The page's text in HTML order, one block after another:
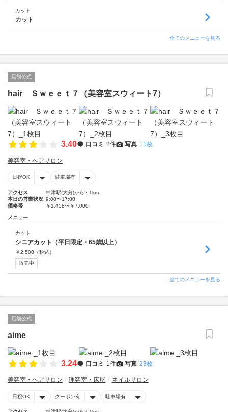
カット
カット
全てのメニューを見る
店舗公式
hair Ｓｗｅｅｔ７（美容室スウィート7）
3.40 口コミ 2件 写真 11枚
美容室・ヘアサロン
日祝OK 駐車場有
アクセス
中津駅(大分)から2.1km
本日の営業状況 9:00〜17:00
価格帯
￥1,458〜￥7,000
メニュー
カット
シニアカット（平日限定・65歳以上）
￥2,500 （税込）
販売中
全てのメニューを見る
店舗公式
aime
3.24 口コミ 1件 写真 23枚
美容室・ヘアサロン 理容室・床屋 ネイルサロン
日祝OK クーポン有 駐車場有